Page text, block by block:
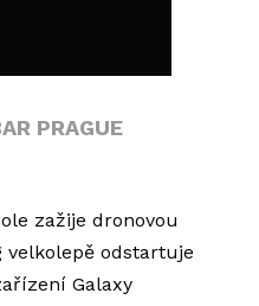
PRAGUE
zažije dronovou
velkolepě odstartuje
Galaxy